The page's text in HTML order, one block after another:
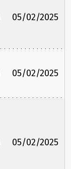
05/02/2025
05/02/2025
05/02/2025